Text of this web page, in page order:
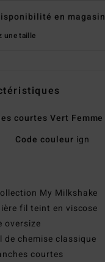
en magasin
une taille
courtes Vert Femme
Code couleur ign
My Milkshake
fil teint en viscose
oversize
de chemise classique
courtes